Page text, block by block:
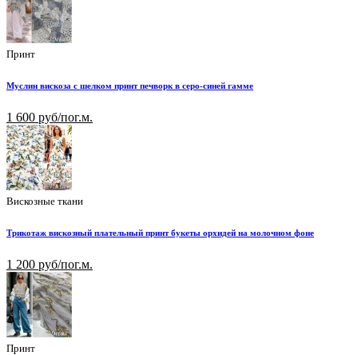
Принт
Муслин вискоза с шелком принт печворк в серо-синей гамме
1 600 руб/пог.м.
Вискозные ткани
Трикотаж вискозный плательный принт букеты орхидей на молочном фоне
1 200 руб/пог.м.
Принт